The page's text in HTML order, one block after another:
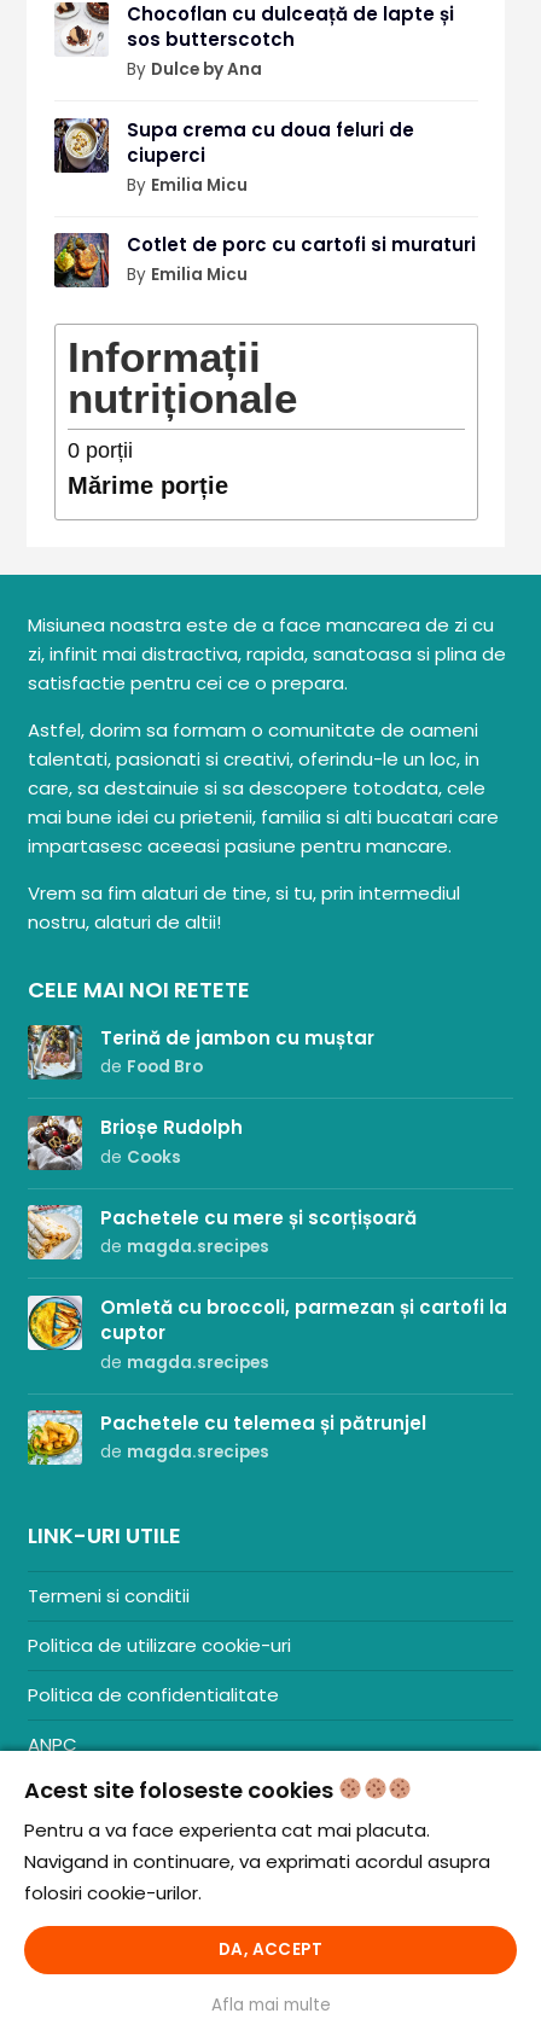
Chocoflan cu dulceață de lapte și
sos butterscotch
By Dulce by Ana
Supa crema cu doua feluri de
ciuperci
By Emilia Micu
Cotlet de porc cu cartofi si muraturi
By Emilia Micu
Informații
nutriționale
0porții
Mărime porție
Misiunea noastra este de a face mancarea de zi cu
zi, infinit mai distractiva, rapida, sanatoasa si plina de
satisfactie pentru cei ce o prepara.
Astfel, dorim sa formam o comunitate de oameni
talentati, pasionati si creativi, oferindu-le un loc, in
care, sa destainuie si sa descopere totodata, cele
mai bune idei cu prietenii, familia si alti bucatari care
impartasesc aceeasi pasiune pentru mancare.
Vrem sa fim alaturi de tine, si tu, prin intermediul
nostru, alaturi de altii!
CELE MAI NOI RETETE
Terină de jambon cu muștar
de Food Bro
Brioșe Rudolph
de Cooks
Pachetele cu mere și scorțișoară
de magda.srecipes
Omletă cu broccoli, parmezan și cartofi la
cuptor
de magda.srecipes
Pachetele cu telemea și pătrunjel
de magda.srecipes
LINK-URI UTILE
Termeni si conditii
Politica de utilizare cookie-uri
Politica de confidentialitate
ANPC
Contact
S.C. ZENCOM MEDIA GROUP SRL
J20/1379/2017
© iCooking.ro. Toate drepturile rezervate.
Acest site foloseste cookies
Pentru a va face experienta cat mai placuta.
Navigand in continuare, va exprimati acordul asupra
folosiri cookie-urilor.
DA, ACCEPT
Afla mai multe